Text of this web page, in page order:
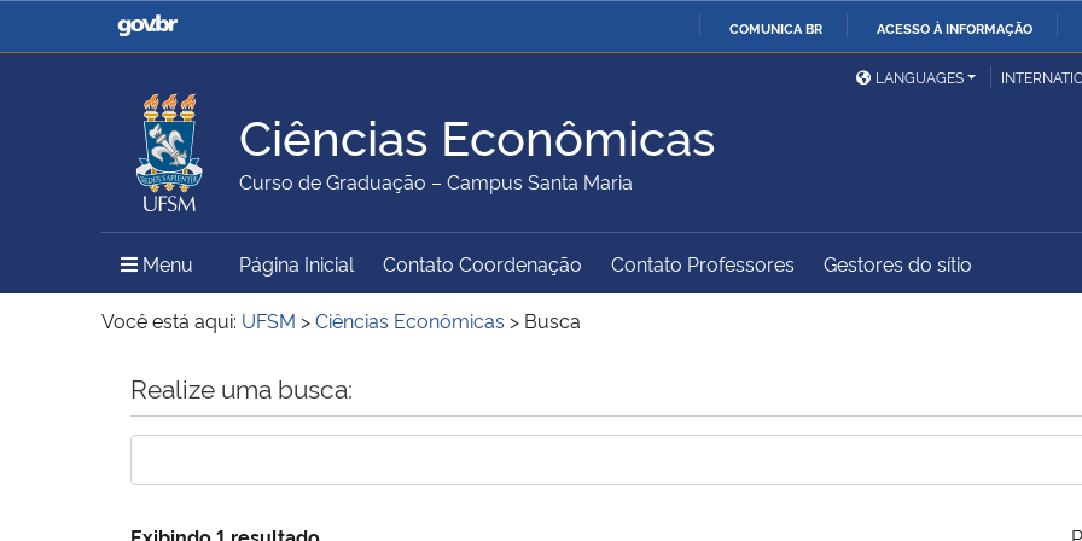
COMUNICA BR ACESSO À INFORMAÇÃO
Casa Civil
Ministério da Justiça e
Ministério da Defesa
Ministério das Relações
Exteriores
Ministério da Agricultura,
Pecuária e Abastecimento
Ministério da Educação Ministério da Cidadania
Ministério do Meio Ambiente Ministério do Turismo
Ministério do
Controladoria-Geral da
LANGUAGES
Ciências Econômicas
Curso de Graduação – Campus Santa Maria
Menu Menu Principal do Sítio
Página Inicial Contato Coordenação Contato Professores Gestores do sítio
Você está aqui: UFSM >Ciências Econômicas > Busca
Início do conteúdo
Realize uma busca:
Exibindo 1 resultado